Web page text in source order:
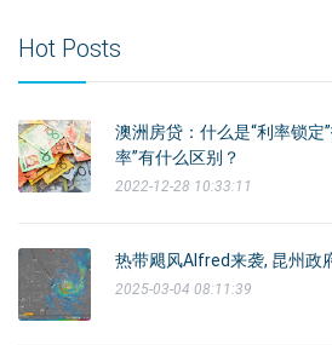
Hot Posts
澳洲房贷：什么是“利率锁定
率”有什么区别？
2022-12-28 10:33:11
热带飓风Alfred来袭, 昆州政
2025-03-04 08:11:39